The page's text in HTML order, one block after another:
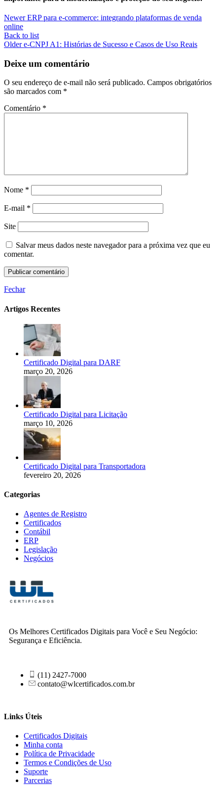
Newer ERP para e-commerce: integrando plataformas de venda
online
Back to list
Older e-CNPJ A1: Histórias de Sucesso e Casos de Uso Reais
Deixe um comentário
O seu endereço de e-mail não será publicado. Campos obrigatórios
são marcados com *
Comentário *
Nome *
E-mail *
Site
Salvar meus dados neste navegador para a próxima vez que eu
comentar.
Fechar
Artigos Recentes
Certificado Digital para DARF
março 20, 2026
Certificado Digital para Licitação
março 10, 2026
Certificado Digital para Transportadora
fevereiro 20, 2026
Categorias
Agentes de Registro
Certificados
Contábil
ERP
Legislação
Negócios
Os Melhores Certificados Digitais para Você e Seu Negócio:
Segurança e Eficiência.
(11) 2427-7000
contato@wlcertificados.com.br
Links Úteis
Certificados Digitais
Minha conta
Política de Privacidade
Termos e Condições de Uso
Suporte
Parcerias